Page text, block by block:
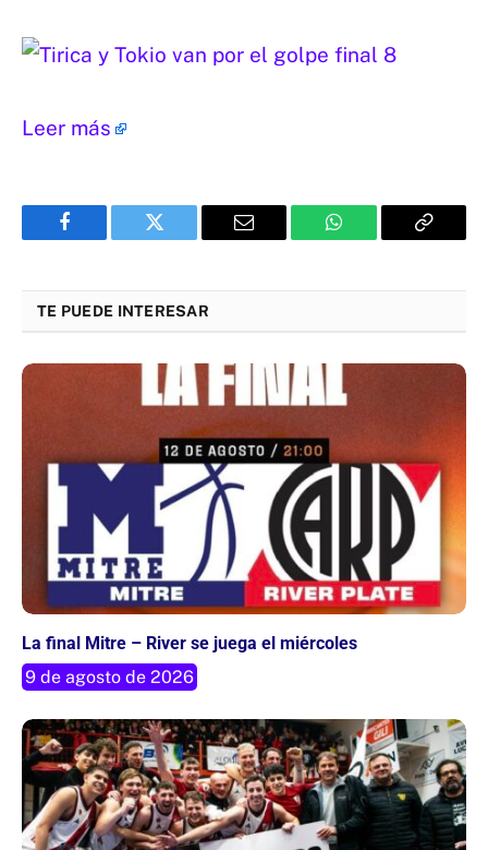
Leer más
Facebook Twitter Email WhatsApp Copy
TE PUEDE INTERESAR
La final Mitre – River se juega el miércoles
9 de agosto de 2026